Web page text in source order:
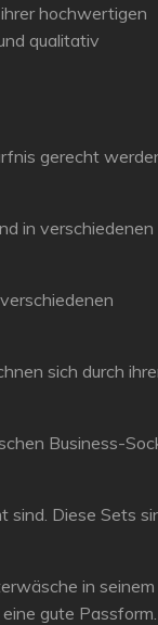
ihrer hochwertigen
qualitativ
gerecht
in verschiedenen
sich durch
Business-
sind. Diese Sets
in seinem
gute Passform.